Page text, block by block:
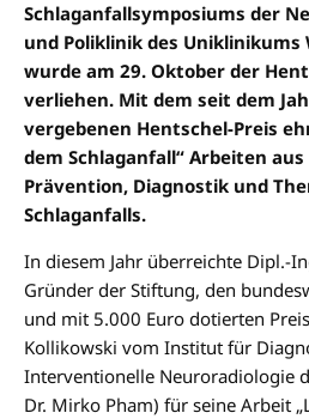
Schlaganfallsymposiums der
und Poliklinik des Uniklinikums
wurde am 29. Oktober der
verliehen. Mit dem seit dem
vergebenen Hentschel-Preis
dem Schlaganfall“ Arbeiten
Prävention, Diagnostik und
Schlaganfalls.
In diesem Jahr überreichte Dipl.-
Gründer der Stiftung, den
und mit 5.000 Euro dotierten
Kollikowski vom Institut für
Interventionelle Neuroradiologie
Dr. Mirko Pham) für seine Arbeit